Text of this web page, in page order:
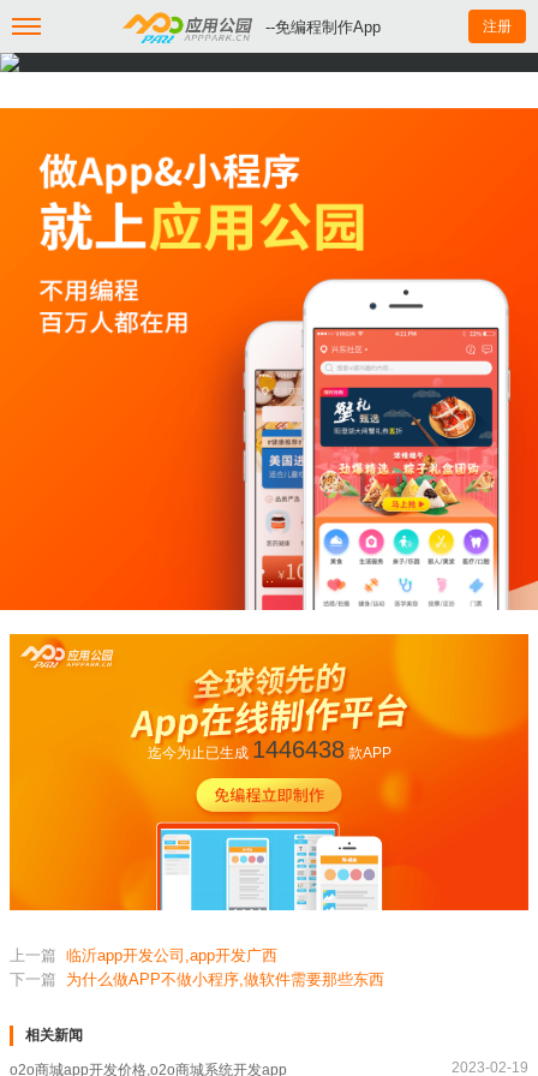
--免编程制作App 注册
迄今为止已生成 1446438款APP
上一篇 临沂app开发公司,app开发广西
下一篇
为什么做APP不做小程序,做软件需要那些东西
相关新闻
o2o商城app开发价格,o2o商城系统开发app 2023-02-19